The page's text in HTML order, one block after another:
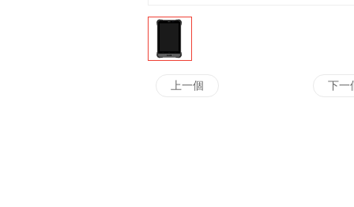
上一個 下一